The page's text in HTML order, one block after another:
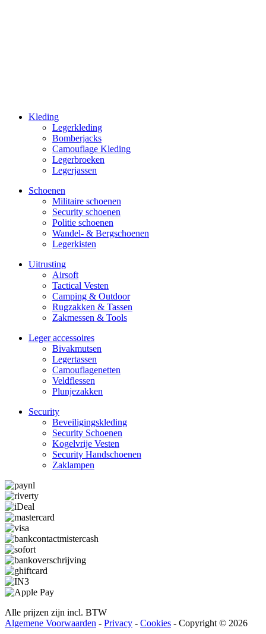
Kleding
Legerkleding
Bomberjacks
Camouflage Kleding
Legerbroeken
Legerjassen
Schoenen
Militaire schoe­nen
Security schoenen
Politie schoenen
Wandel- & Berg­­schoenen
Legerkisten
Uitrusting
Airsoft
Tactical Ves­ten
Camping & Outdoor
Rugzakken & Tassen
Zakmessen & Tools
Leger accessoires
Bivakmutsen
Legertassen
Camouflage­­netten
Veldflessen
Plunjezakken
Security
Beveiligings­­kleding
Security Schoenen
Kogelvrije Vesten
Security Hand­­schoenen
Zaklampen
Alle prijzen zijn incl. BTW
Algemene Voorwaarden - Privacy - Cookies - Copyright © 2026